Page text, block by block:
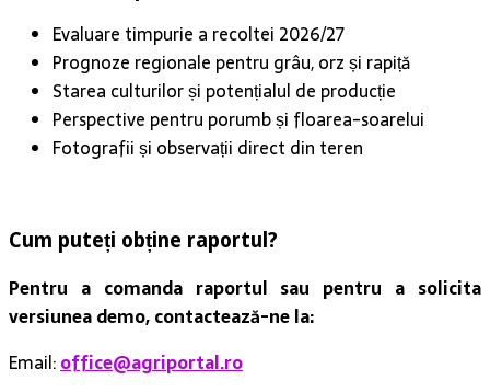
Evaluare timpurie a recoltei 2026/27
Prognoze regionale pentru grâu, orz și rapiță
Starea culturilor și potențialul de producție
Perspective pentru porumb și floarea-soarelui
Fotografii și observații direct din teren
Cum puteți obține raportul?
Pentru a comanda raportul sau pentru a solicita
versiunea demo, contactează-ne la:
Email:office@agriportal.ro